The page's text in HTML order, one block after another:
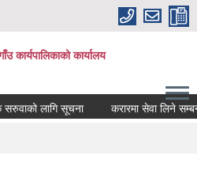
कार्यपालिकाको कार्यालय
लागि सूचना करारमा सेवा लिने